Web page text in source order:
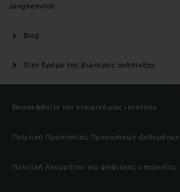
Jungheinrich
Blog
Στον δρόμο της βιώσιμης ανάπτυξης
Επισκεφθείτε τον εταιρικό μας ιστότοπο
Πολιτική Προστασίας Προσωπικών Δεδομένων
Πολιτική Απορρήτου για ψηφιακές υπηρεσίες